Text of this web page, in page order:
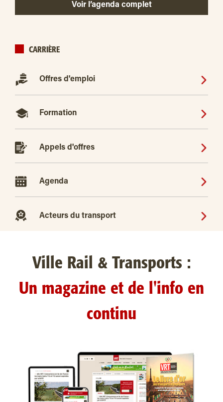
Voir l’agenda complet
CARRIÈRE
Offres d'emploi
Formation
Appels d'offres
Agenda
Acteurs du transport
Ville Rail & Transports :
Un magazine et de l'info en
continu